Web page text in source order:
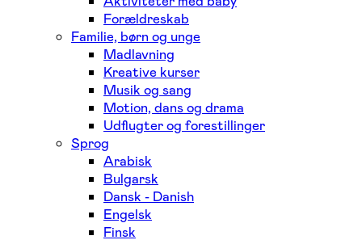
Forældreskab
Familie, børn og unge
Madlavning
Kreative kurser
Musik og sang
Motion, dans og drama
Udflugter og forestillinger
Sprog
Arabisk
Bulgarsk
Dansk - Danish
Engelsk
Finsk